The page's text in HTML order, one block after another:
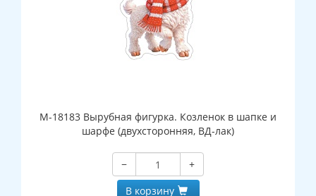
М-18183 Вырубная фигурка. Козленок в шапке и
шарфе (двухсторонняя, ВД-лак)
−
+
В корзину